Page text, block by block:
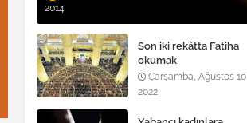
2014
Son iki rekâtta Fatiha
okumak
Çarşamba, Ağustos 10,
2022